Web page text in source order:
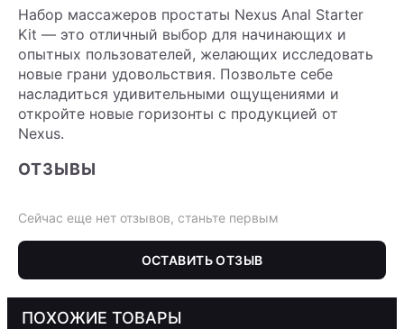
Набор массажеров простаты Nexus Anal Starter
Kit — это отличный выбор для начинающих и
опытных пользователей, желающих исследовать
новые грани удовольствия. Позвольте себе
насладиться удивительными ощущениями и
откройте новые горизонты с продукцией от
Nexus.
ОТЗЫВЫ
Сейчас еще нет отзывов, станьте первым
ОСТАВИТЬ ОТЗЫВ
ПОХОЖИЕ ТОВАРЫ